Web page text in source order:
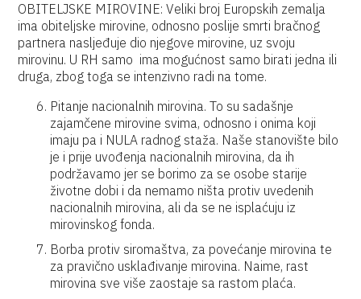
OBITELJSKE MIROVINE: Veliki broj Europskih zemalja
ima obiteljske mirovine, odnosno poslije smrti bračnog
partnera nasljeđuje dio njegove mirovine, uz svoju
mirovinu. U RH samo ima mogućnost samo birati jedna ili
druga, zbog toga se intenzivno radi na tome.
Pitanje nacionalnih mirovina. To su sadašnje
zajamčene mirovine svima, odnosno i onima koji
imaju pa i NULA radnog staža. Naše stanovište bilo
je i prije uvođenja nacionalnih mirovina, da ih
podržavamo jer se borimo za se osobe starije
životne dobi i da nemamo ništa protiv uvedenih
nacionalnih mirovina, ali da se ne isplaćuju iz
mirovinskog fonda.
Borba protiv siromaštva, za povećanje mirovina te
za pravično usklađivanje mirovina. Naime, rast
mirovina sve više zaostaje sa rastom plaća.